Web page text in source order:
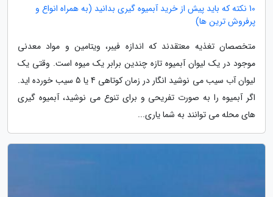
10 نکته که باید پیش از خرید آبمیوه گیری بدانید (به همراه انواع و
پرفروش ترین ها)
متخصصان تغذیه معتقدند که اندازه فیبر، ویتامین و مواد معدنی
موجود در یک لیوان آبمیوه تازه چندین برابر یک میوه است. وقتی یک
لیوان آب سیب می نوشید انگار در زمان کوتاهی 4 یا 5 سیب خورده اید.
اگر آبمیوه را به صورت تفریحی و برای تنوع می نوشید، آبمیوه گیری
های محله می توانند به شما یاری...